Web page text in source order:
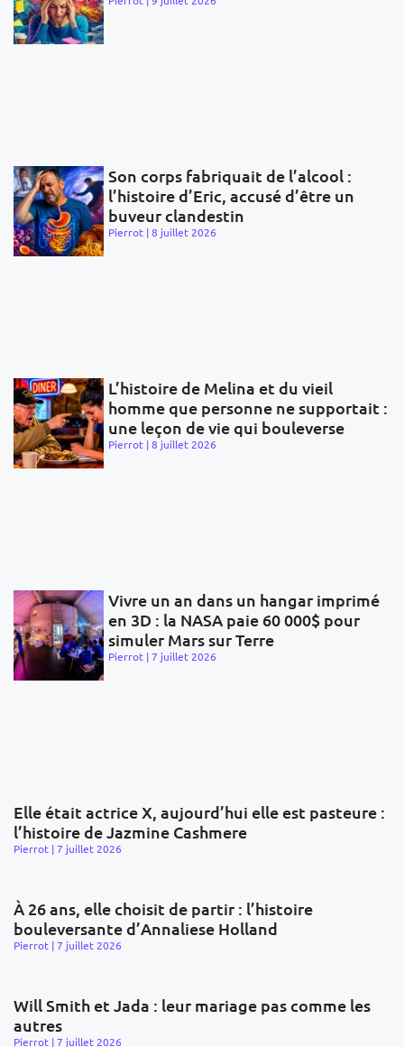
Son corps fabriquait de l’alcool :
l’histoire d’Eric, accusé d’être un
buveur clandestin
Pierrot 8 juillet 2026
L’histoire de Melina et du vieil
homme que personne ne supportait :
une leçon de vie qui bouleverse
Pierrot 8 juillet 2026
Vivre un an dans un hangar imprimé
en 3D : la NASA paie 60 000$ pour
simuler Mars sur Terre
Pierrot 7 juillet 2026
Elle était actrice X, aujourd’hui elle est pasteure :
l’histoire de Jazmine Cashmere
Pierrot 7 juillet 2026
À 26 ans, elle choisit de partir : l’histoire
bouleversante d’Annaliese Holland
Pierrot 7 juillet 2026
Will Smith et Jada : leur mariage pas comme les
autres
Pierrot 7 juillet 2026